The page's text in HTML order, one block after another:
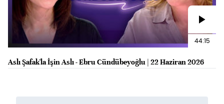
44:15
Aslı Şafak'la İşin Aslı - Ebru Cündübeyoğlu | 22 Haziran 2026